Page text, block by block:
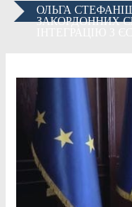
ОЛЬГА
ЗАКОРДОННИХ